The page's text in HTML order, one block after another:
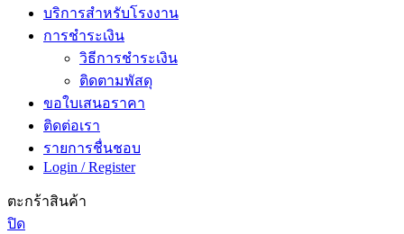
บริการสำหรับโรงงาน
การชำระเงิน
วิธีการชำระเงิน
ติดตามพัสดุ
ขอใบเสนอราคา
ติดต่อเรา
รายการชื่นชอบ
Login / Register
ตะกร้าสินค้า
ปิด